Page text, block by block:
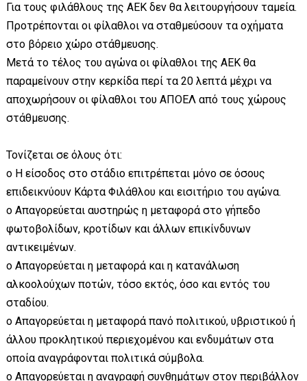
Για τους φιλάθλους της ΑΕΚ δεν θα λειτουργήσουν ταμεία.
Προτρέπονται οι φίλαθλοι να σταθμεύσουν τα οχήματα
στο βόρειο χώρο στάθμευσης.
Μετά το τέλος του αγώνα οι φίλαθλοι της ΑΕΚ θα
παραμείνουν στην κερκίδα περί τα 20 λεπτά μέχρι να
αποχωρήσουν οι φίλαθλοι του ΑΠΟΕΛ από τους χώρους
στάθμευσης.
Τονίζεται σε όλους ότι:
o Η είσοδος στο στάδιο επιτρέπεται μόνο σε όσους
επιδεικνύουν Κάρτα Φιλάθλου και εισιτήριο του αγώνα.
o Απαγορεύεται αυστηρώς η μεταφορά στο γήπεδο
φωτοβολίδων, κροτίδων και άλλων επικίνδυνων
αντικειμένων.
o Απαγορεύεται η μεταφορά και η κατανάλωση
αλκοολούχων ποτών, τόσο εκτός, όσο και εντός του
σταδίου.
o Απαγορεύεται η μεταφορά πανό πολιτικού, υβριστικού ή
άλλου προκλητικού περιεχομένου και ενδυμάτων στα
οποία αναγράφονται πολιτικά σύμβολα.
o Απαγορεύεται η αναγραφή συνθημάτων στον περιβάλλον